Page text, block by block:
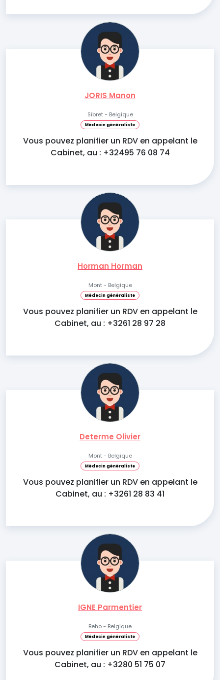
JORIS Manon
Sibret - Belgique
Médecin généraliste
Vous pouvez planifier un RDV en appelant le
Cabinet, au : +32495 76 08 74
Horman Horman
Mont - Belgique
Médecin généraliste
Vous pouvez planifier un RDV en appelant le
Cabinet, au : +3261 28 97 28
Determe Olivier
Mont - Belgique
Médecin généraliste
Vous pouvez planifier un RDV en appelant le
Cabinet, au : +3261 28 83 41
IGNE Parmentier
Beho - Belgique
Médecin généraliste
Vous pouvez planifier un RDV en appelant le
Cabinet, au : +3280 51 75 07